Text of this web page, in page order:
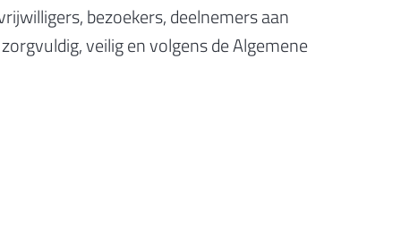
bezoekers, deelnemers aan
veilig en volgens de Algemene